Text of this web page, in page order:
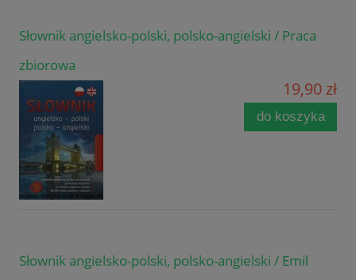
Słownik angielsko-polski, polsko-angielski / Praca
zbiorowa
19,90 zł
do koszyka
Słownik angielsko-polski, polsko-angielski / Emil